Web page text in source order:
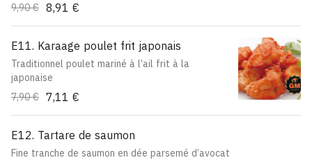
9,90 € 8,91 €
E11. Karaage poulet frit japonais
Traditionnel poulet mariné à l’ail frit à la
japonaise
7,90 € 7,11 €
E12. Tartare de saumon
Fine tranche de saumon en dée parsemé d’avocat